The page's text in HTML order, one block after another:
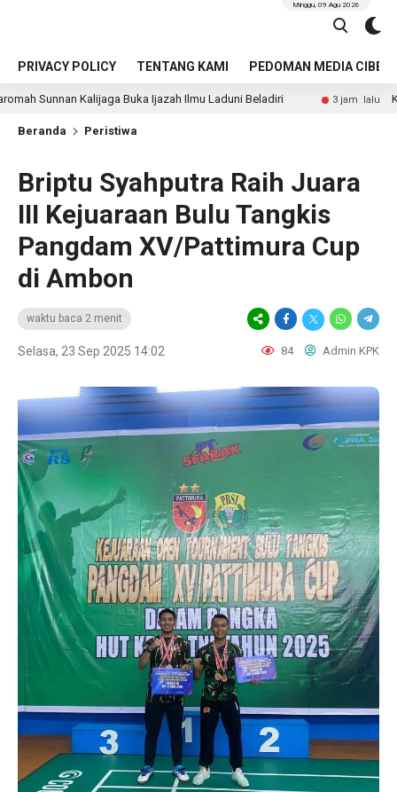
PRIVACY POLICY TENTANG KAMI PEDOMAN MEDIA CIBER
Minggu, 09 Agu 2026
Buka Ijazah Ilmu Laduni Beladiri 3 jam lalu Kecelakaan Maut
Beranda Peristiwa
Briptu Syahputra Raih Juara
III Kejuaraan Bulu Tangkis
Pangdam XV/Pattimura Cup
di Ambon
waktu baca 2 menit
Selasa, 23 Sep 2025 14:02 84 Admin KPK